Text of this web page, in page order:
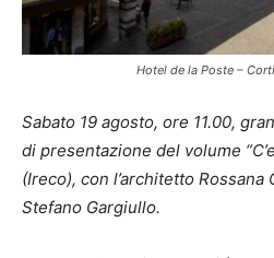
Hotel de la Poste –
Sabato 19 agosto, ore 11.00,
di presentazione del volume
(Ireco), con l’architetto Rossana
Stefano Gargiullo.